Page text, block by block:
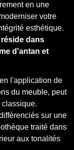
en une
votre
esthétique.
dans
d'antan et
l'application de
du meuble, peut
classique.
sur une
traité dans
aux tonalités